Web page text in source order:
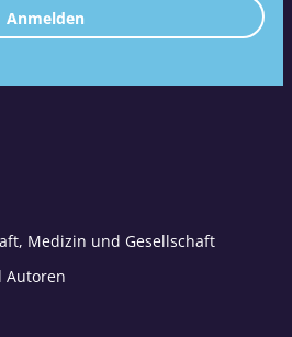
Anmelden
Medizin und Gesellschaft
Autoren